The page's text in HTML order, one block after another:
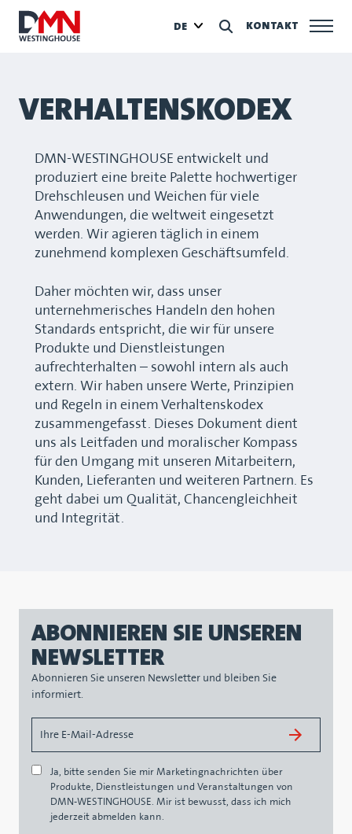
KONTAKT
DE
VERHALTENSKODEX
DMN-WESTINGHOUSE entwickelt und
produziert eine breite Palette hochwertiger
Drehschleusen und Weichen für viele
Anwendungen, die weltweit eingesetzt
werden. Wir agieren täglich in einem
zunehmend komplexen Geschäftsumfeld.
Daher möchten wir, dass unser
unternehmerisches Handeln den hohen
Standards entspricht, die wir für unsere
Produkte und Dienstleistungen
aufrechterhalten – sowohl intern als auch
extern. Wir haben unsere Werte, Prinzipien
und Regeln in einem Verhaltenskodex
zusammengefasst. Dieses Dokument dient
uns als Leitfaden und moralischer Kompass
für den Umgang mit unseren Mitarbeitern,
Kunden, Lieferanten und weiteren Partnern. Es
geht dabei um Qualität, Chancengleichheit
und Integrität.
ABONNIEREN SIE UNSEREN
NEWSLETTER
Abonnieren Sie unseren Newsletter und bleiben Sie
informiert.
Ja, bitte senden Sie mir Marketingnachrichten über
Produkte, Dienstleistungen und Veranstaltungen von
DMN-WESTINGHOUSE. Mir ist bewusst, dass ich mich
jederzeit abmelden kann.